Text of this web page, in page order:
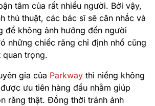
tâm của rất nhiều người. Bởi vậy,
thủ thuật, các bác sĩ sẽ cân nhắc và
để không ảnh hưởng đến người
những chiếc răng chỉ định nhổ cũng
trọng.
gia của Parkway thì niềng không
ưu tiên hàng đầu nhằm giúp
răng thật. Đồng thời tránh ảnh